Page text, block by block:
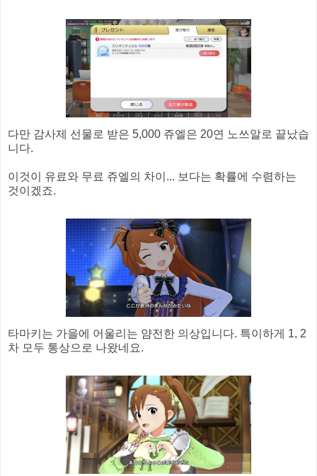
다만 감사제 선물로 받은 5,000 쥬엘은 20연 노쓰알로 끝났습
니다.
이것이 유료와 무료 쥬엘의 차이... 보다는 확률에 수렴하는
것이겠죠.
타마키는 가을에 어울리는 얌전한 의상입니다. 특이하게 1, 2
차 모두 통상으로 나왔네요.